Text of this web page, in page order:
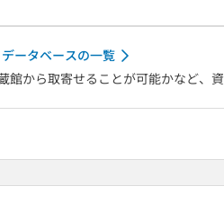
ータベースの一覧
館から取寄せることが可能かなど、資